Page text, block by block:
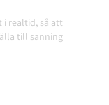
i realtid, så att
till sanning